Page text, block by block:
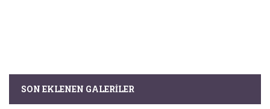
SON EKLENEN GALERILER